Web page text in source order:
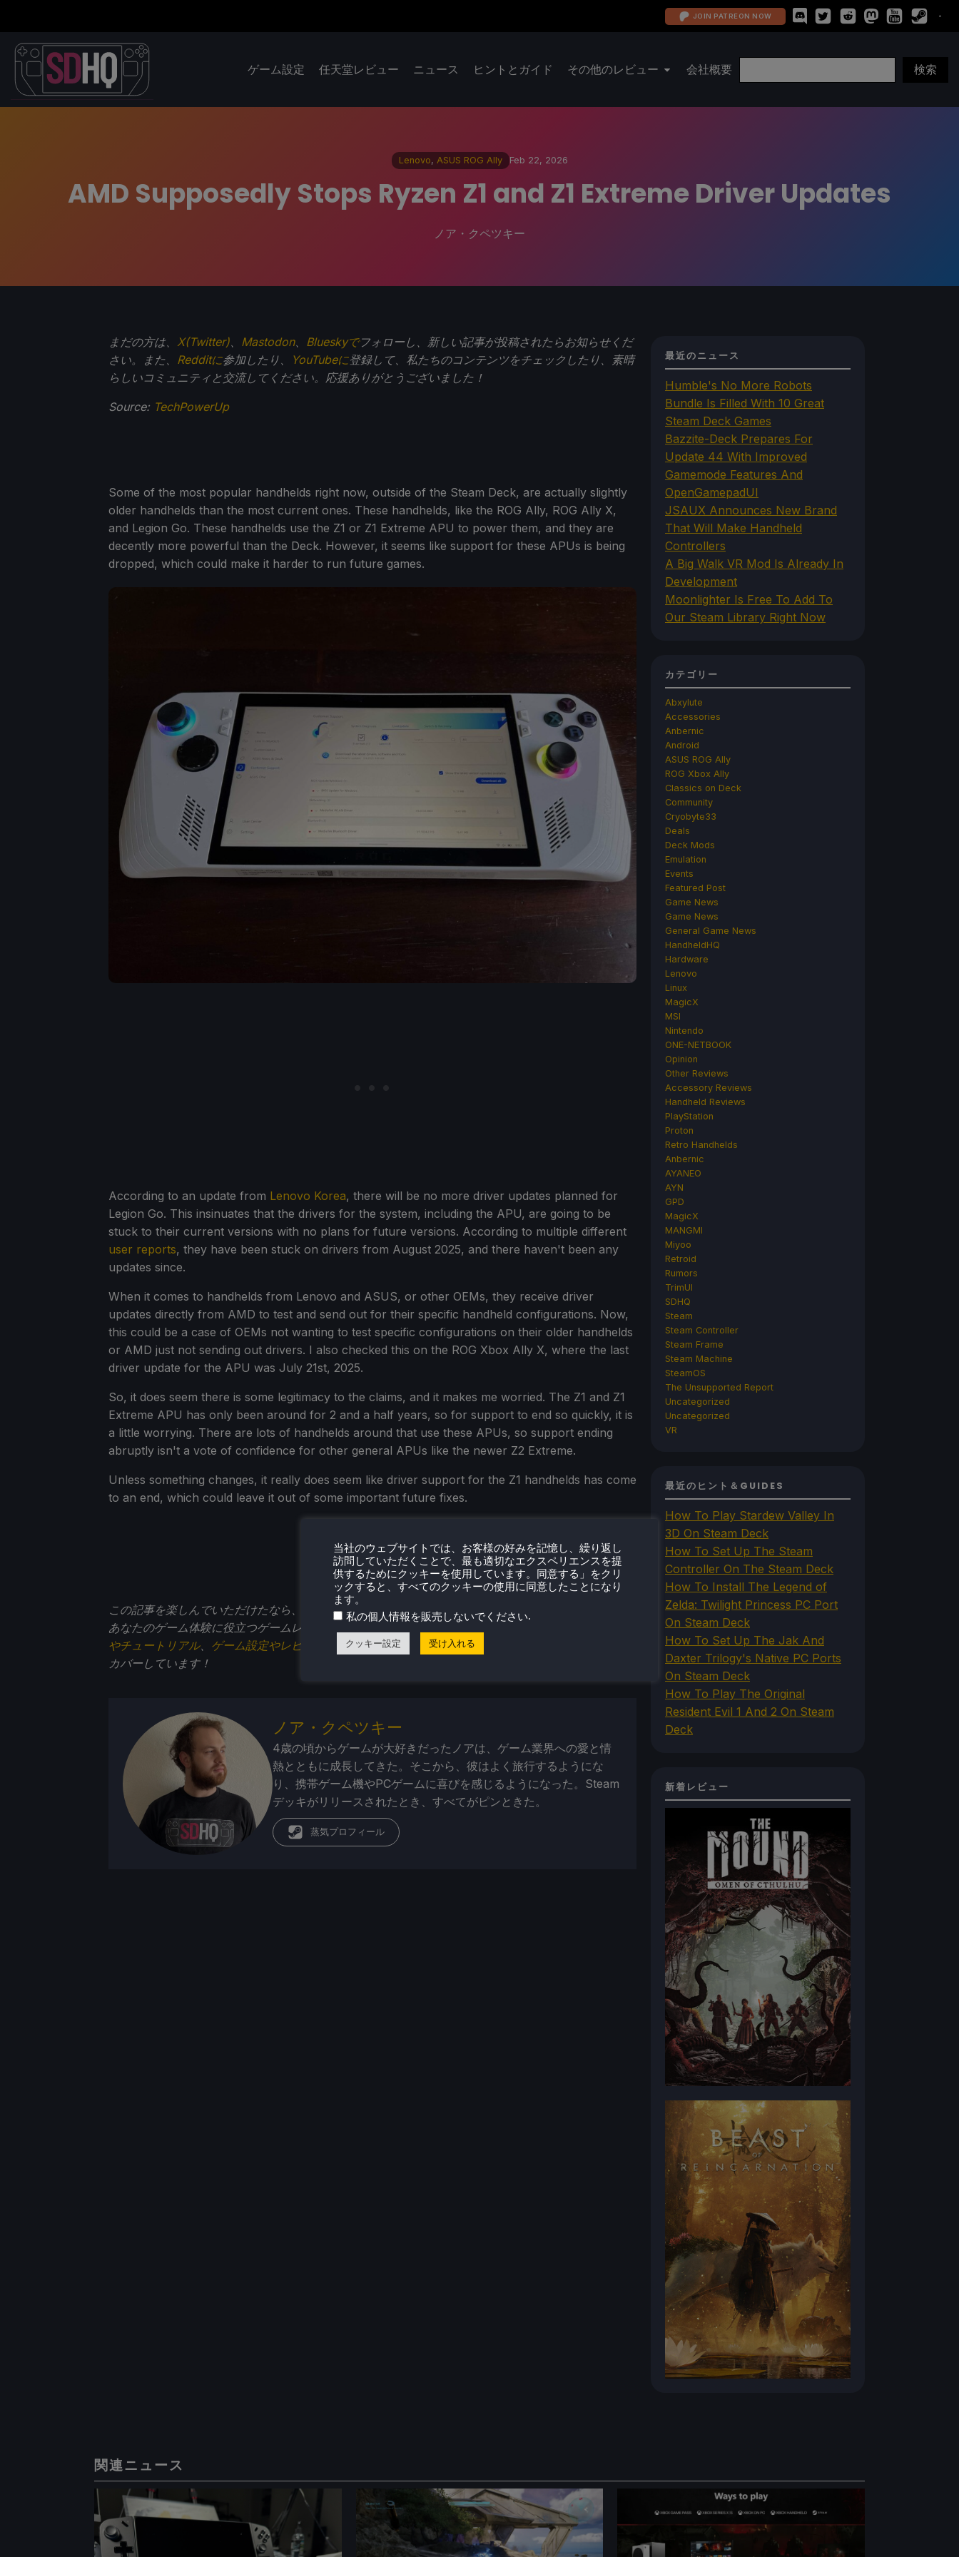
JOIN PATREON NOW
ゲーム設定 任天堂レビュー ニュース ヒントとガイド その他のレビュー 会社概要
Lenovo, ASUS ROG Ally Feb 22, 2026
AMD Supposedly Stops Ryzen Z1 and Z1 Extreme Driver Updates
ノア・クペツキー
まだの方は、 X(Twitter) Mastodon、 Blueskyでフォローし、新しい記事が投稿されたらお知らせくだ
さい。また、 Redditに参加したり、 YouTubeに登録して、私たちのコンテンツをチェックしたり、素晴
らしいコミュニティと交流してください。応援ありがとうございました！
Source: TechPowerUp
Some of the most popular handhelds right now, outside of the Steam Deck, are actually slightly
older handhelds than the most current ones. These handhelds, like the ROG Ally, ROG Ally X,
and Legion Go. These handhelds use the Z1 or Z1 Extreme APU to power them, and they are
decently more powerful than the Deck. However, it seems like support for these APUs is being
dropped, which could make it harder to run future games.
According to an update from Lenovo Korea, there will be no more driver updates planned for
Legion Go. This insinuates that the drivers for the system, including the APU, are going to be
stuck to their current versions with no plans for future versions. According to multiple different
user reports, they have been stuck on drivers from August 2025, and there haven't been any
updates since.
When it comes to handhelds from Lenovo and ASUS, or other OEMs, they receive driver
updates directly from AMD to test and send out for their specific handheld configurations. Now,
this could be a case of OEMs not wanting to test specific configurations on their older handhelds
or AMD just not sending out drivers. I also checked this on the ROG Xbox Ally X, where the last
driver update for the APU was July 21st, 2025.
So, it does seem there is some legitimacy to the claims, and it makes me worried. The Z1 and Z1
Extreme APU has only been around for 2 and a half years, so for support to end so quickly, it is
a little worrying. There are lots of handhelds around that use these APUs, so support ending
abruptly isn't a vote of confidence for other general APUs like the newer Z2 Extreme.
Unless something changes, it really does seem like driver support for the Z1 handhelds has come
to an end, which could leave it out of some important future fixes.
この記事を楽しんでいただけたなら、 SteamDeckHQ の他のコンテンツもチェックしてみてください！
あなたのゲーム体験に役立つゲームレビューやニュースを幅広く取り揃えています。
やチュートリアル、 ゲーム設定やレビュー
、最新のトレンド情報など、あらゆる情報をお届けします。
カバーしています！
ノア・クペツキー
4歳の頃からゲームが大好きだったノアは、ゲーム業界への愛と情
熱とともに成長してきた。そこから、彼はよく旅行するようにな
り、携帯ゲーム機やPCゲームに喜びを感じるようになった。Steam
デッキがリリースされたとき、すべてがピンときた。
蒸気プロフィール
最近のニュース
Humble's No More Robots
Bundle Is Filled With 10 Great
Steam Deck Games
Bazzite-Deck Prepares For
Update 44 With Improved
Gamemode Features And
OpenGamepadUI
JSAUX Announces New Brand
That Will Make Handheld
Controllers
A Big Walk VR Mod Is Already In
Development
Moonlighter Is Free To Add To
Our Steam Library Right Now
カテゴリー
Abxylute
Accessories
Anbernic
Android
ASUS ROG Ally
ROG Xbox Ally
Classics on Deck
Community
Cryobyte33
Deals
Deck Mods
Emulation
Events
Featured Post
Game News
Game News
General Game News
HandheldHQ
Hardware
Lenovo
Linux
MagicX
MSI
Nintendo
ONE-NETBOOK
Opinion
Other Reviews
Accessory Reviews
Handheld Reviews
PlayStation
Proton
Retro Handhelds
Anbernic
AYANEO
AYN
GPD
MagicX
MANGMI
Miyoo
Retroid
Rumors
TrimUI
SDHQ
Steam
Steam Controller
Steam Frame
Steam Machine
SteamOS
The Unsupported Report
Uncategorized
Uncategorized
VR
最近のヒント＆GUIDES
How To Play Stardew Valley In
3D On Steam Deck
How To Set Up The Steam
Controller On The Steam Deck
How To Install The Legend of
Zelda: Twilight Princess PC Port
On Steam Deck
How To Set Up The Jak And
Daxter Trilogy's Native PC Ports
On Steam Deck
How To Play The Original
Resident Evil 1 And 2 On Steam
Deck
新着レビュー
関連ニュース
当社のウェブサイトでは、お客様の好みを記憶し、繰り返し
訪問していただくことで、最も適切なエクスペリエンスを提
供するためにクッキーを使用しています。同意する」をクリ
ックすると、すべてのクッキーの使用に同意したことになり
ます。
私の個人情報を販売しないでください.
クッキー設定 受け入れる